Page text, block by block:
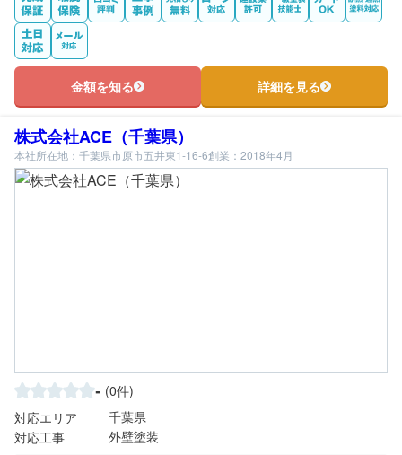
金額を知る 詳細を見る
株式会社ACE（千葉県）
本社所在地：千葉県市原市五井東1-16-6創業：2018年4月
- (0件)
対応エリア
千葉県
対応工事
外壁塗装